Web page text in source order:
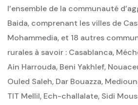
l’ensemble de la communauté
Baida, comprenant les villes de
Mohammedia, et 18 autres
rurales à savoir : Casablanca,
Ain Harrouda, Beni Yakhlef,
Ouled Saleh, Dar Bouazza,
TIT Mellil, Ech-challalate, Sidi